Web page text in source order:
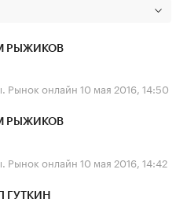
РЫЖИКОВ
Рынок онлайн10 мая 2016, 14:50
РЫЖИКОВ
Рынок онлайн10 мая 2016, 14:42
ГУТКИН